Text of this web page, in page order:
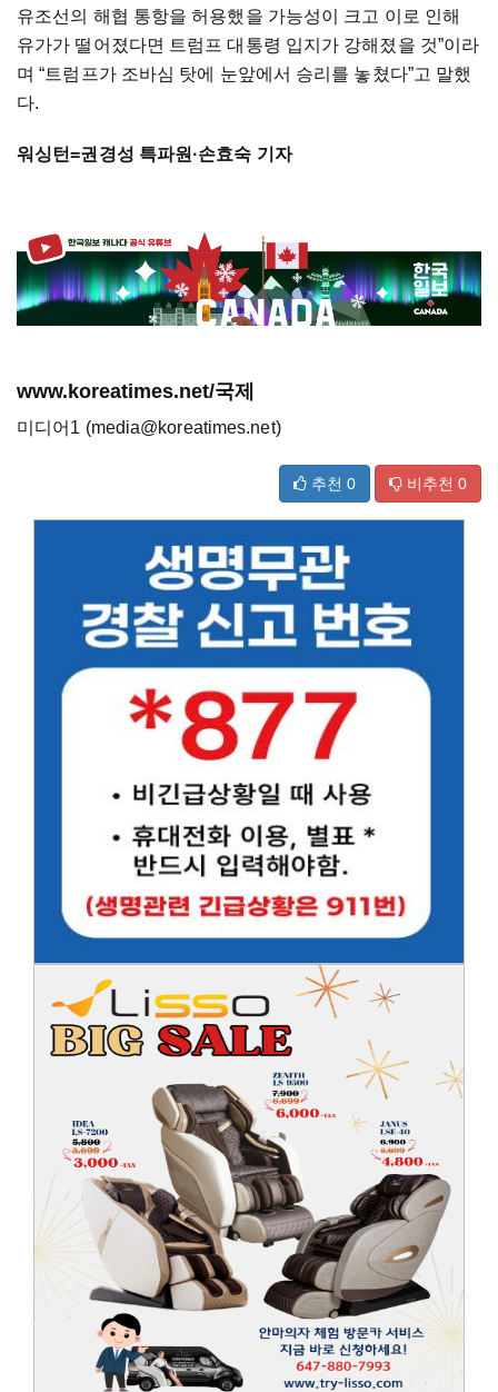
유조선의 해협 통항을 허용했을 가능성이 크고 이로 인해
유가가 떨어졌다면 트럼프 대통령 입지가 강해졌을 것”이라
며 “트럼프가 조바심 탓에 눈앞에서 승리를 놓쳤다”고 말했
다.
워싱턴=권경성 특파원·손효숙 기자
www.koreatimes.net/국제
미디어1 (media@koreatimes.net)
추천 0 비추천 0